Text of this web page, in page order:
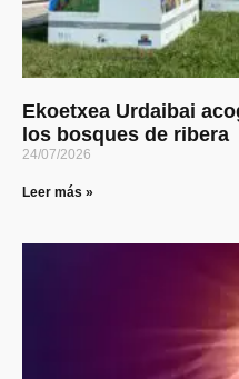
Ekoetxea Urdaibai
los bosques de ribera
24/07/2026
Leer más »